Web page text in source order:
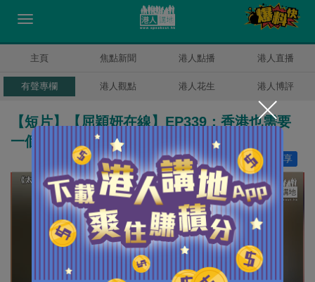
主頁 焦點新聞 港人點播 港人直播
有聲專欄 港人觀點 港人花生 港人博評
【短片】【屈穎妍在線】EP339：香港也需要
一個馬斯克
分享
讚好 22